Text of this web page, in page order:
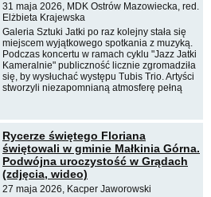
31 maja 2026, MDK Ostrów Mazowiecka, red.
Elżbieta Krajewska
Galeria Sztuki Jatki po raz kolejny stała się
miejscem wyjątkowego spotkania z muzyką.
Podczas koncertu w ramach cyklu "Jazz Jatki
Kameralnie" publiczność licznie zgromadziła
się, by wysłuchać występu Tubis Trio. Artyści
stworzyli niezapomnianą atmosferę pełną
Rycerze świętego Floriana
świętowali w gminie Małkinia Górna.
Podwójna uroczystość w Grądach
(zdjęcia, wideo)
27 maja 2026, Kacper Jaworowski